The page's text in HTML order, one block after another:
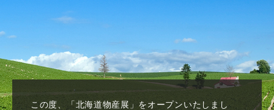
この度、「北海道物産展」をオープンいたしまし